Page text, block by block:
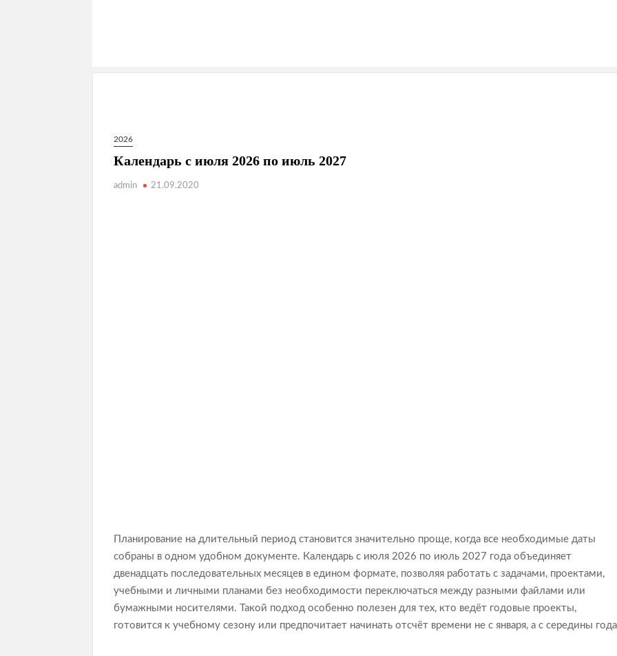
2026
Календарь с июля 2026 по июль 2027
admin 21.09.2020
Планирование на длительный период становится значительно проще, когда все необходимые даты
собраны в одном удобном документе. Календарь с июля 2026 по июль 2027 года объединяет
двенадцать последовательных месяцев в едином формате, позволяя работать с задачами, проектами,
учебными и личными планами без необходимости переключаться между разными файлами или
бумажными носителями. Такой подход особенно полезен для тех, кто ведёт годовые проекты,
готовится к учебному сезону или предпочитает начинать отсчёт времени не с января, а с середины